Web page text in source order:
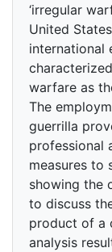
‘irregular
United
international
warfare as
The
guerrilla
professional
measures to
showing the
to discuss
product of a
analysis